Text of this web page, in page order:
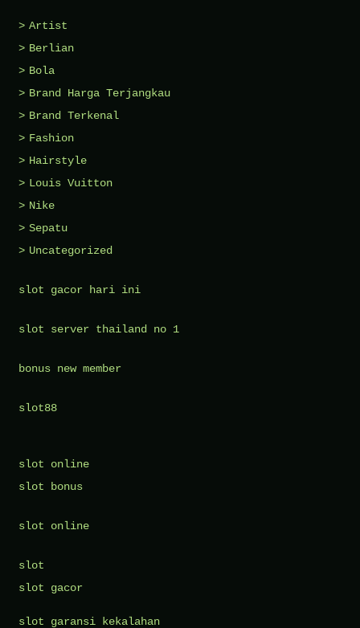
Artist
Berlian
Bola
Brand Harga Terjangkau
Brand Terkenal
Fashion
Hairstyle
Louis Vuitton
Nike
Sepatu
Uncategorized
slot gacor hari ini
slot server thailand no 1
bonus new member
slot88
slot online
slot bonus
slot online
slot
slot gacor
slot garansi kekalahan